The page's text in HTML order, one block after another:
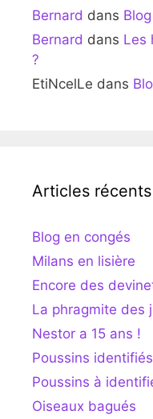
Bernard dans
Bernard dans Les
?
EtiNcelLe dans
Articles récents
Blog en congés
Milans en lisière
Encore des
La phragmite des
Nestor a 15 ans !
Poussins identifiés
Poussins à
Oiseaux bagués